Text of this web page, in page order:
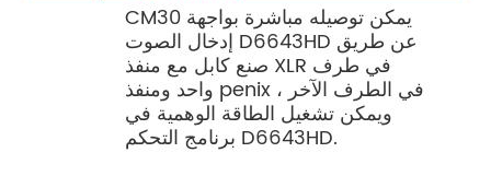
CM30 يمكن توصيله مباشرة بواجهة
إدخال الصوت D6643HD عن طريق
صنع كابل مع منفذ XLR في طرف
واحد ومنفذ penix في الطرف الآخر ،
ويمكن تشغيل الطاقة الوهمية في
برنامج التحكم D6643HD.